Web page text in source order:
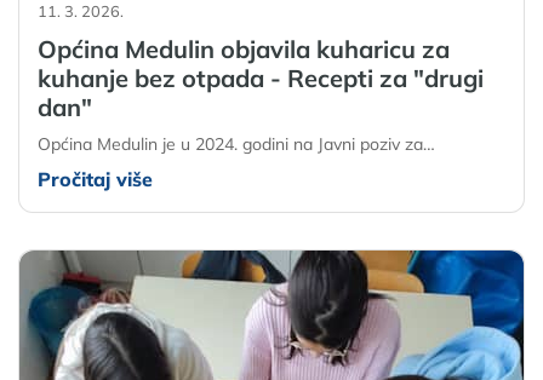
11. 3. 2026.
Općina Medulin objavila kuharicu za
kuhanje bez otpada - Recepti za "drugi
dan"
Općina Medulin je u 2024. godini na Javni poziv za…
Pročitaj više